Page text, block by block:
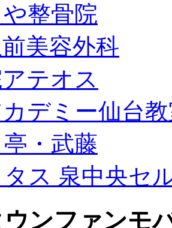
整骨院
美容外科
テオス
デミー仙台
・武藤
タス 泉中央セ
ンファンモ